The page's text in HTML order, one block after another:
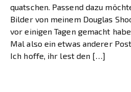
quatschen. Passend dazu
Bilder von meinem Douglas
vor einigen Tagen gemacht
Mal also ein etwas anderer
Ich hoffe, ihr lest den […]